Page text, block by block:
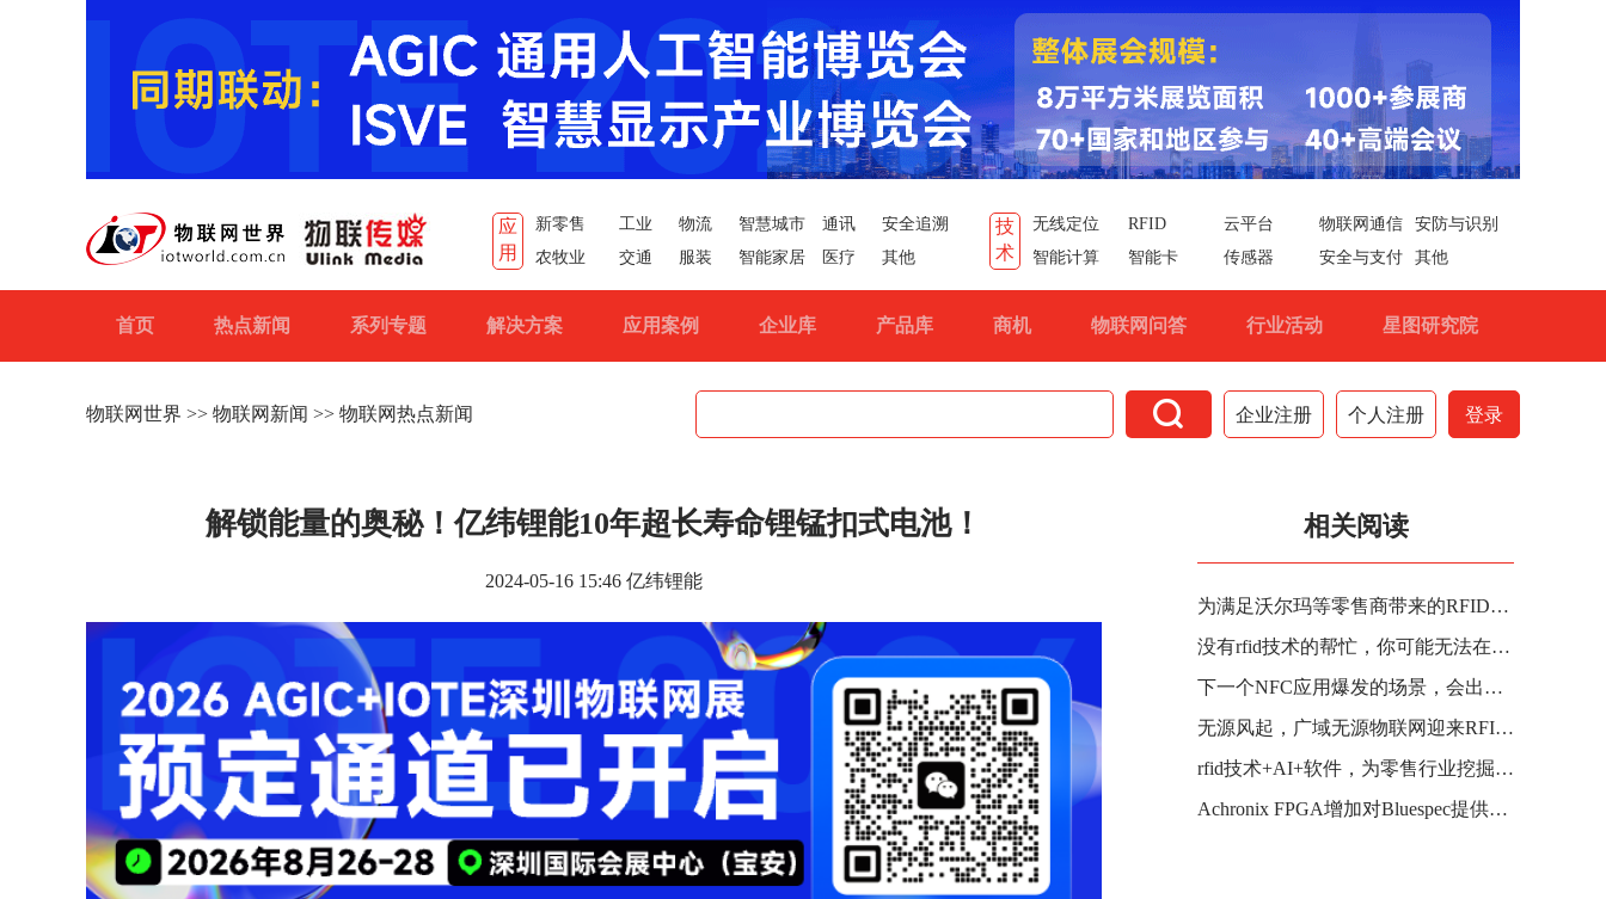
应
用
新零售 工业 物流 智慧城市 通讯
安全追溯
农牧业
交通 服装 智能家居 医疗 其他
技
术
无线定位 RFID 云平台 物联网通信
安防与识别
智能计算
智能卡 传感器 安全与支付 其他
首页 热点新闻 系列专题 解决方案 应用案例 企业库 产品库 商机 物联网问答 行业活动 星图研究院
物联网世界 >> 物联网新闻 >> 物联网热点新闻  企业注册 个人注册 登录
解锁能量的奥秘！亿纬锂能10年超长寿命锂锰扣式电池！
2024-05-16 15:46 亿纬锂能
相关阅读
为满足沃尔玛等零售商带来的RFID标签市场增长需求，FineLine不断扩建基地
没有rfid技术的帮忙，你可能无法在飞机上连上WiFi
下一个NFC应用爆发的场景，会出现在哪里？
无源风起，广域无源物联网迎来RFID新品
rfid技术+AI+软件，为零售行业挖掘数据的价值
Achronix FPGA增加对Bluespec提供的基于Linux的RISC-V软处理器的支持，以实现可扩展数据处理